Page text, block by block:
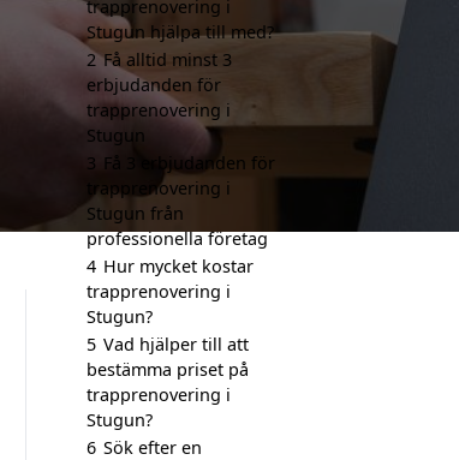
trapprenovering i
Stugun hjälpa till med?
2 Få alltid minst 3
erbjudanden för
trapprenovering i
Stugun
3 Få 3 erbjudanden för
trapprenovering i
Stugun från
professionella företag
4 Hur mycket kostar
trapprenovering i
Stugun?
5 Vad hjälper till att
bestämma priset på
trapprenovering i
Stugun?
6 Sök efter en